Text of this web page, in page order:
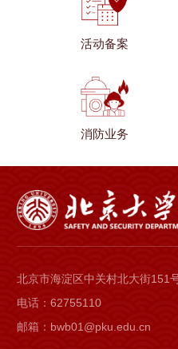
活动备案
消防业务
北京市海淀区中关村北大街151
电话：62755110
邮箱：bwb01@pku.edu.cn